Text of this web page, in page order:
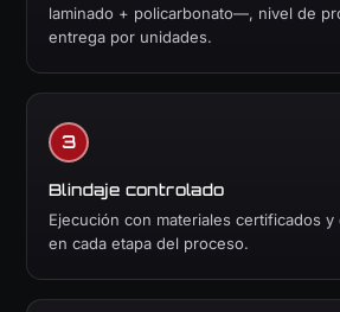
laminado + policarbonato—, nivel de
entrega por unidades.
Blindaje controlado
Ejecución con materiales certificados y
en cada etapa del proceso.